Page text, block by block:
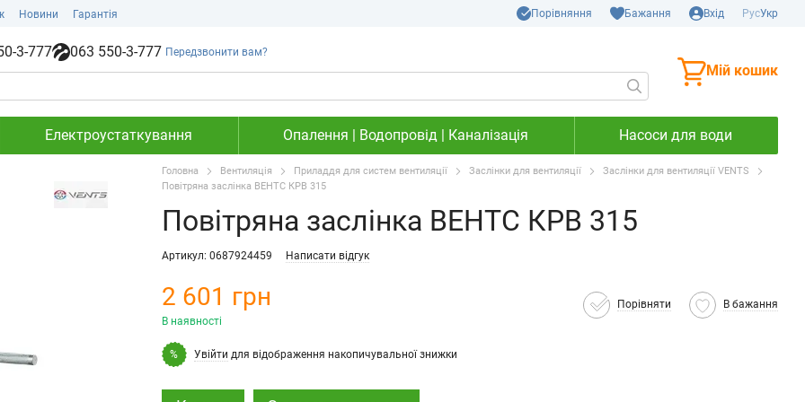
Новини Гарантія Порівняння Бажання Вхід РусУкр
3-777 063 550-3-777 Передзвонити вам?
Мій кошик
Електроустаткування Опалення | Водопровід | Каналізація Насоси для води
Головна Вентиляція Приладдя для систем вентиляції Заслінки для вентиляції
Заслінки для вентиляції VENTS
Повітряна заслінка ВЕНТС КРВ 315
Повітряна заслінка ВЕНТС КРВ 315
Артикул: 0687924459 Написати відгук
2 601 грн
В наявності
Порівняти В бажання
% Увійти для відображення накопичувальної знижки